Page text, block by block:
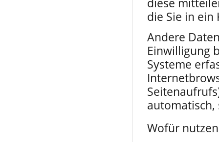
diese
die Sie in
Andere
Einwilligung
Systeme
automatisch,
Wofür